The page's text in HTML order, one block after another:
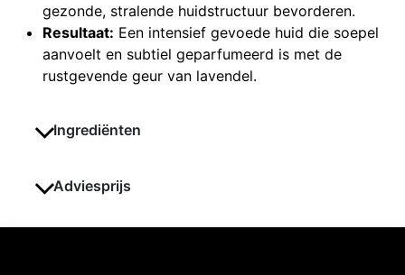
gezonde, stralende huidstructuur bevorderen.
Resultaat: Een intensief gevoede huid die soepel
aanvoelt en subtiel geparfumeerd is met de
rustgevende geur van lavendel.
Ingrediënten
Adviesprijs